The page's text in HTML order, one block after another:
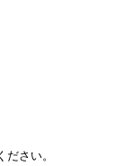
さい。